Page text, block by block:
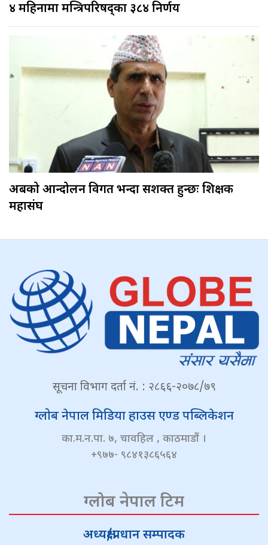
४ महिनामा मन्त्रिपरिषद्का ३८४ निर्णय
अबको आन्दोलन विगत भन्दा सशक्त हुन्छः शिक्षक
महासंघ
सूचना विभाग दर्ता नं. : २८६६-२०७८/७९
ग्लोब नेपाल मिडिया हाउस एण्ड पब्लिकेशन
का.म.न.पा. ७, चावहिल , काठमाडौं ।
+९७७- ९८४१३८६५६४
ग्लोब नेपाल टिम
अध्यक्ष/प्रधान सम्पादक